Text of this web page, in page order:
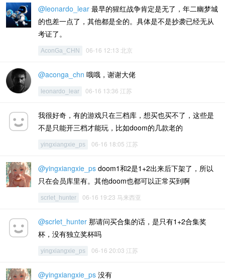
@leonardo_lear 最早的猩红战争肯定是无了，年二幽梦城
的也差一点了，其他都是全的。具体是不是抄袭已经无从
考证了。
AconGa_CHN 06-16 12:13 北京
@aconga_chn 哦哦，谢谢大佬
leonardo_lear 06-16 13:36 江苏
我很好奇，有的游戏只在三档库，想买也买不了，这些是
不是只能开三档才能玩，比如doom的几款老的
yingxiangxie_ps 06-16 18:05 江苏
@yingxiangxie_ps doom1和2是1+2出来后下架了，所以
只在会员库里有。其他doom也都可以正常买到啊
scrlet_hunter 06-16 19:23 马来西亚
@scrlet_hunter 那请问买合集的话，是只有1+2合集奖
杯，没有独立奖杯吗
yingxiangxie_ps 06-16 20:03 江苏
@yingxiangxie_ps 没有